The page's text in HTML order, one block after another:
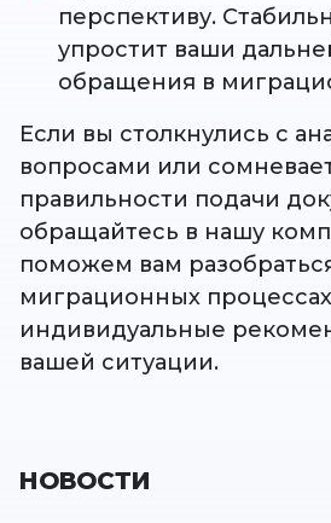
перспективу.
упростит ваши
обращения в
Если вы столкнулись с
вопросами или
правильности подачи
обращайтесь в нашу
поможем вам
миграционных
индивидуальные
вашей ситуации.
НОВОСТИ